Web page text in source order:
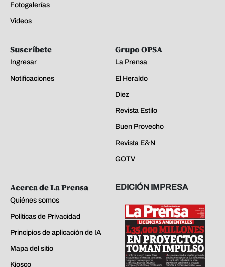
Fotogalerías
Videos
Suscríbete
Ingresar
Notificaciones
Grupo OPSA
La Prensa
El Heraldo
Diez
Revista Estilo
Buen Provecho
Revista E&N
GOTV
Acerca de La Prensa
Quiénes somos
Políticas de Privacidad
Principios de aplicación de IA
Mapa del sitio
Kiosco
EDICIÓN IMPRESA